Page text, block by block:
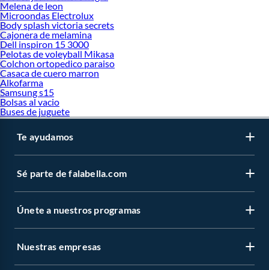
Melena de leon
Microondas Electrolux
Body splash victoria secrets
Cajonera de melamina
Dell inspiron 15 3000
Pelotas de voleyball Mikasa
Colchon ortopedico paraiso
Casaca de cuero marron
Alkofarma
Samsung s15
Bolsas al vacio
Buses de juguete
Te ayudamos
Sé parte de falabella.com
Únete a nuestros programas
Nuestras empresas